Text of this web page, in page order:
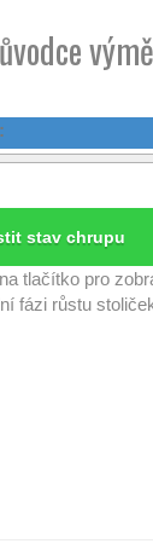
stav chrupu
tlačítko pro
fázi růstu